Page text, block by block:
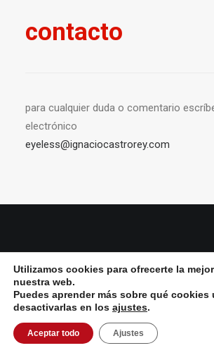
contacto
para cualquier duda o comentario
electrónico
eyeless@ignaciocastrorey.com
privacidadǀPolítica de
Utilizamos cookies para ofrecerte la
nuestra web.
Puedes aprender más sobre qué cookies
desactivarlas en los ajustes.
Aceptar todo Ajustes